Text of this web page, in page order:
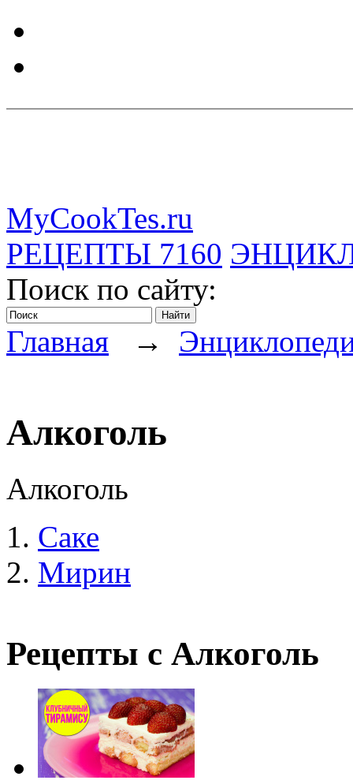
MyCookTes.ru
РЕЦЕПТЫ 7160
Поиск по сайту:
Главная →
Алкоголь
Алкоголь
Саке
Мирин
Рецепты с Алкоголь